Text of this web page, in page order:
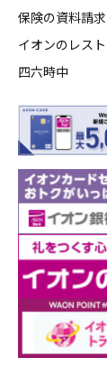
保険の資料請
イオンのレス
四六時中